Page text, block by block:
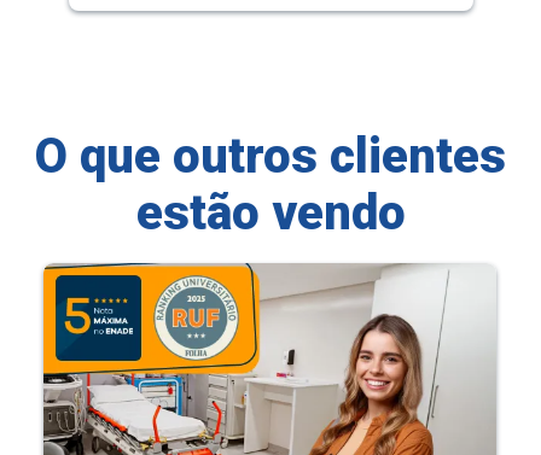
O que outros clientes
estão vendo